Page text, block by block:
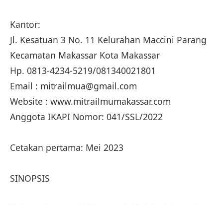
Kantor:
Jl. Kesatuan 3 No. 11 Kelurahan Maccini Parang
Kecamatan Makassar Kota Makassar
Hp. 0813-4234-5219/081340021801
Email : mitrailmua@gmail.com
Website : www.mitrailmumakassar.com
Anggota IKAPI Nomor: 041/SSL/2022
Cetakan pertama: Mei 2023
SINOPSIS